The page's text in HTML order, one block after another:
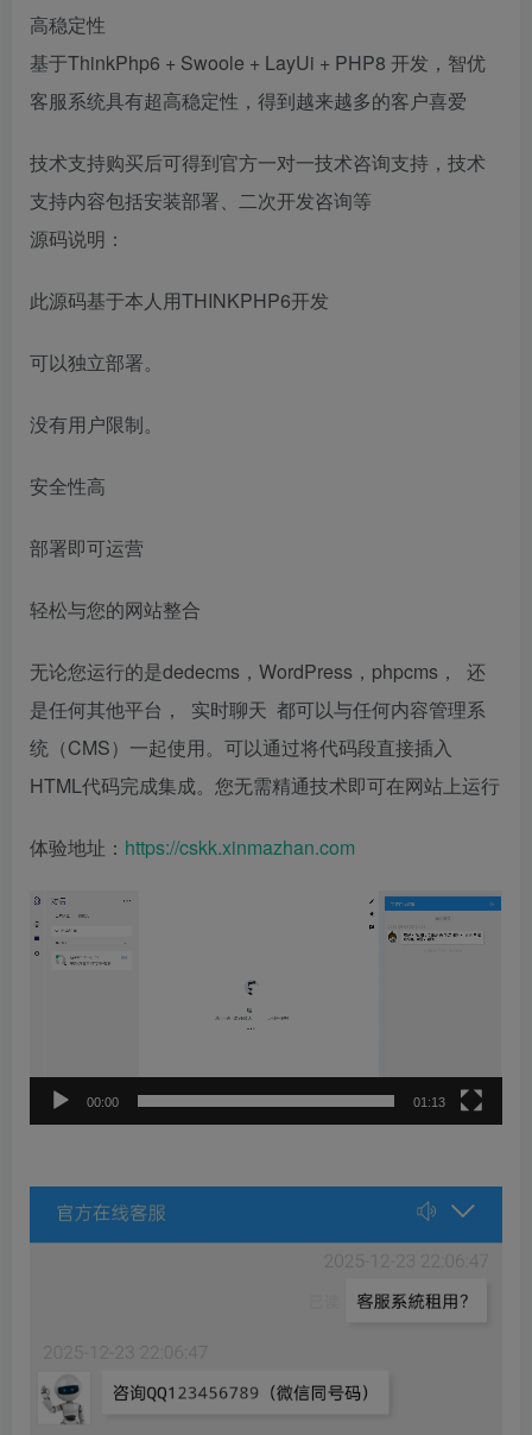
高稳定性
基于ThinkPhp6 + Swoole + LayUi + PHP8 开发，智优
客服系统具有超高稳定性，得到越来越多的客户喜爱
技术支持购买后可得到官方一对一技术咨询支持，技术
支持内容包括安装部署、二次开发咨询等
源码说明：
此源码基于本人用THINKPHP6开发
可以独立部署。
没有用户限制。
安全性高
部署即可运营
轻松与您的网站整合
无论您运行的是dedecms，WordPress，phpcms， 还
是任何其他平台， 实时聊天 都可以与任何内容管理系
统（CMS）一起使用。可以通过将代码段直接插入
HTML代码完成集成。您无需精通技术即可在网站上运行
体验地址： https://cskk.xinmazhan.com
视
频
00:00 01:13